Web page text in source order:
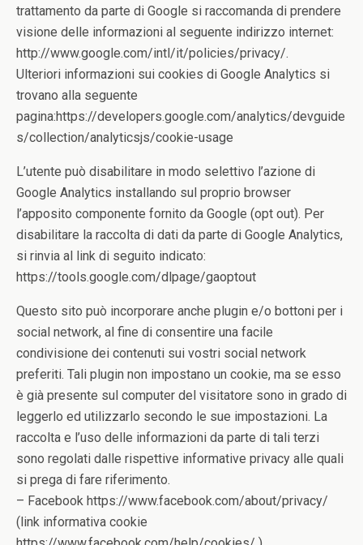
trattamento da parte di Google si raccomanda di prendere
visione delle informazioni al seguente indirizzo internet:
http://www.google.com/intl/it/policies/privacy/.
Ulteriori informazioni sui cookies di Google Analytics si
trovano alla seguente
pagina:https://developers.google.com/analytics/devguide
s/collection/analyticsjs/cookie-usage
L’utente può disabilitare in modo selettivo l’azione di
Google Analytics installando sul proprio browser
l’apposito componente fornito da Google (opt out). Per
disabilitare la raccolta di dati da parte di Google Analytics,
si rinvia al link di seguito indicato:
https://tools.google.com/dlpage/gaoptout
Questo sito può incorporare anche plugin e/o bottoni per i
social network, al fine di consentire una facile
condivisione dei contenuti sui vostri social network
preferiti. Tali plugin non impostano un cookie, ma se esso
è già presente sul computer del visitatore sono in grado di
leggerlo ed utilizzarlo secondo le sue impostazioni. La
raccolta e l’uso delle informazioni da parte di tali terzi
sono regolati dalle rispettive informative privacy alle quali
si prega di fare riferimento.
– Facebook https://www.facebook.com/about/privacy/
(link informativa cookie